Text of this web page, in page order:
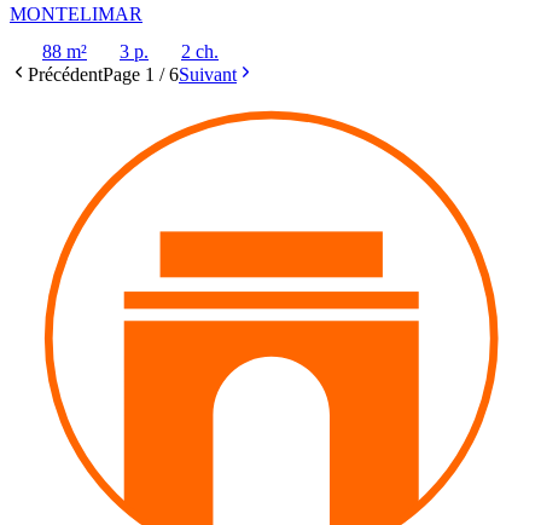
MONTELIMAR
88 m²
3 p.
2 ch.
PrécédentPage 1 /6Suivant